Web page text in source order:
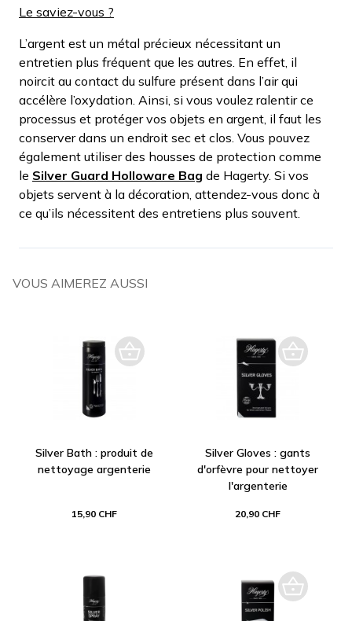
Le saviez-vous ?
L’argent est un métal précieux nécessitant un
entretien plus fréquent que les autres. En effet, il
noircit au contact du sulfure présent dans l’air qui
accélère l’oxydation. Ainsi, si vous voulez ralentir ce
processus et protéger vos objets en argent, il faut les
conserver dans un endroit sec et clos. Vous pouvez
également utiliser des housses de protection comme
le Silver Guard Holloware Bag de Hagerty. Si vos
objets servent à la décoration, attendez-vous donc à
ce qu’ils nécessitent des entretiens plus souvent.
VOUS AIMEREZ AUSSI
Silver Bath : produit de
nettoyage argenterie
15,90 CHF
Silver Gloves : gants
d'orfèvre pour nettoyer
l'argenterie
20,90 CHF